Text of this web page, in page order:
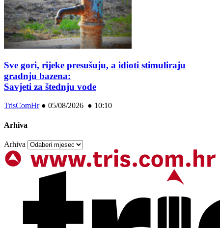
Sve gori, rijeke presušuju, a idioti stimuliraju
gradnju bazena:
Savjeti za štednju vode
TrisComHr● 05/08/2026 ● 10:10
Arhiva
Arhiva